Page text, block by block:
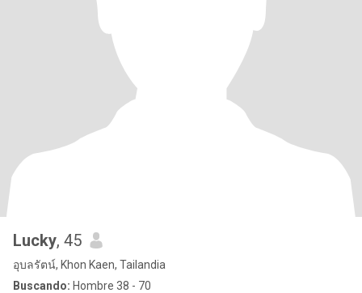
Lucky, 45
อุบลรัตน์, Khon Kaen, Tailandia
Buscando: Hombre 38 - 70